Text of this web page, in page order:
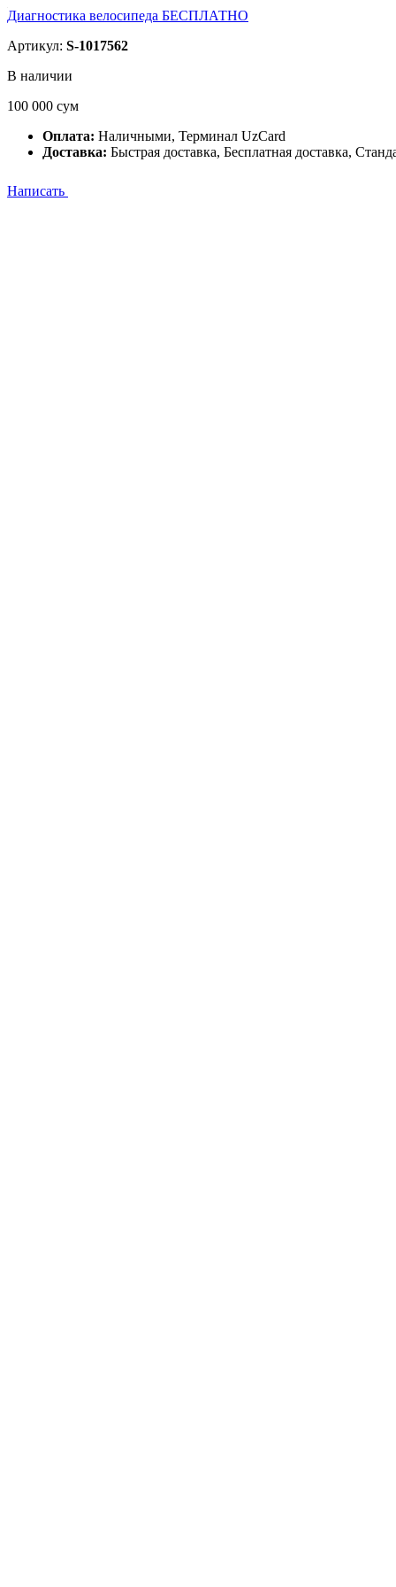
Диагностика велосип­е­д­­а БЕСПЛАТНО
Артикул: S-1017562
В наличии
100 000 сум
Оплата: Наличными, Терминал UzCard
Доставка: Быстрая доставка, Бесплатная доставка,
Написать